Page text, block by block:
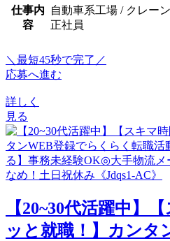
仕事内
容
自動車系工場 / クレー
正社員
＼最短45秒で完了／
応募へ進む
詳しく
見る
【20~30代活躍中】
ッと就職！】カンタ